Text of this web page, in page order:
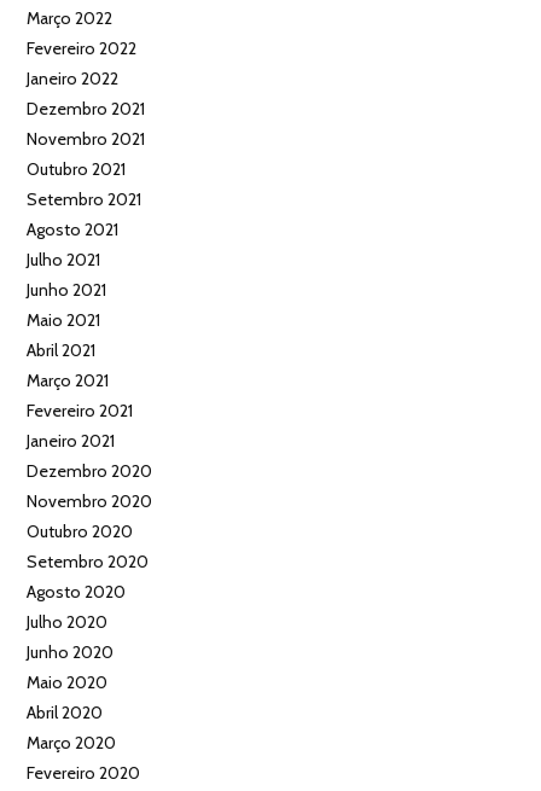
Março 2022
Fevereiro 2022
Janeiro 2022
Dezembro 2021
Novembro 2021
Outubro 2021
Setembro 2021
Agosto 2021
Julho 2021
Junho 2021
Maio 2021
Abril 2021
Março 2021
Fevereiro 2021
Janeiro 2021
Dezembro 2020
Novembro 2020
Outubro 2020
Setembro 2020
Agosto 2020
Julho 2020
Junho 2020
Maio 2020
Abril 2020
Março 2020
Fevereiro 2020